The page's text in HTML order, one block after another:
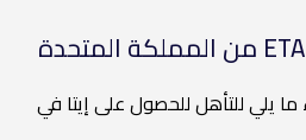
ما يلي للتأهل للحصول على إيتا في